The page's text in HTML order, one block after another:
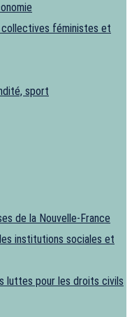
féministes et
sport
de la Nouvelle-France
institutions sociales et
luttes pour les droits civils